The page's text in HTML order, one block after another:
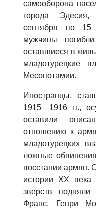
самооборона
города
сентября по
мужчины
оставшиеся в
младотурецкие
Месопотамии.
Иностранцы,
1915—1916 гг.,
оставили
отношению к
младотурецких
ложные
восстании армян.
истории XX века
зверств
Франс, Генри